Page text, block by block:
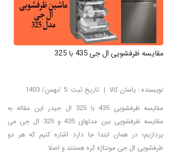
مقایسه ظرفشویی ال جی 435 با 325
نویسنده : یاسان کالا
تاریخ ثبت :5 /بهمن/ 1403
مقایسه ظرفشویی 435 با 325 ال جیدر این مقاله به
مقایسه ظرفشویی بین مدلهای 435 و 325 ال جی می
پردازیم؛ در همان ابتدا جا دارد اشاره کنیم که هر دو
ظرفشویی ال جی مونتاژه کره هستند و اصلا